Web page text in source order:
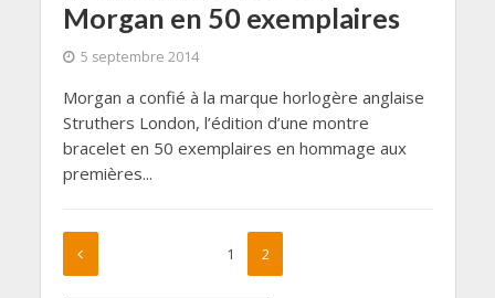
Morgan en 50 exemplaires
5 septembre 2014
Morgan a confié à la marque horlogère anglaise
Struthers London, l’édition d’une montre
bracelet en 50 exemplaires en hommage aux
premières...
1 2